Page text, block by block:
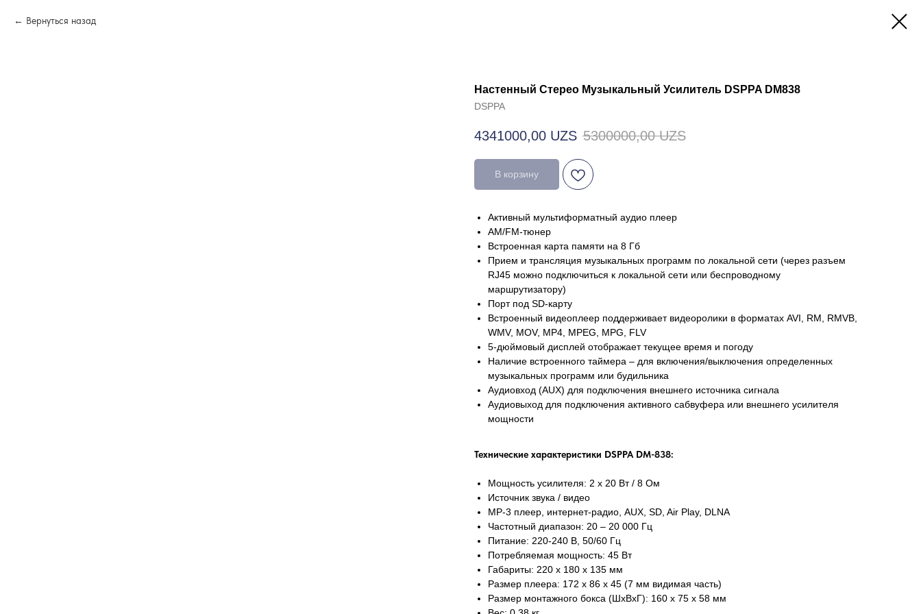
Вернуться назад
Настенный Стерео Музыкальный Усилитель DSPPA DM838
DSPPA
4341000,00 UZS 5300000,00 UZS
В корзину
Активный мультиформатный аудио плеер
AM/FM-тюнер
Встроенная карта памяти на 8 Гб
Прием и трансляция музыкальных программ по локальной сети (через разъем
RJ45 можно подключиться к локальной сети или беспроводному
маршрутизатору)
Порт под SD-карту
Встроенный видеоплеер поддерживает видеоролики в форматах AVI, RM, RMVB,
WMV, MOV, MP4, MPEG, MPG, FLV
5-дюймовый дисплей отображает текущее время и погоду
Наличие встроенного таймера – для включения/выключения определенных
музыкальных программ или будильника
Аудиовход (AUX) для подключения внешнего источника сигнала
Аудиовыход для подключения активного сабвуфера или внешнего усилителя
мощности
Технические характеристики DSPPA DM-838:
Мощность усилителя: 2 х 20 Вт / 8 Ом
Источник звука / видео
MP-3 плеер, интернет-радио, AUX, SD, Air Play, DLNA
Частотный диапазон: 20 – 20 000 Гц
Питание: 220-240 В, 50/60 Гц
Потребляемая мощность: 45 Вт
Габариты: 220 х 180 х 135 мм
Размер плеера: 172 х 86 х 45 (7 мм видимая часть)
Размер монтажного бокса (ШхВхГ): 160 х 75 х 58 мм